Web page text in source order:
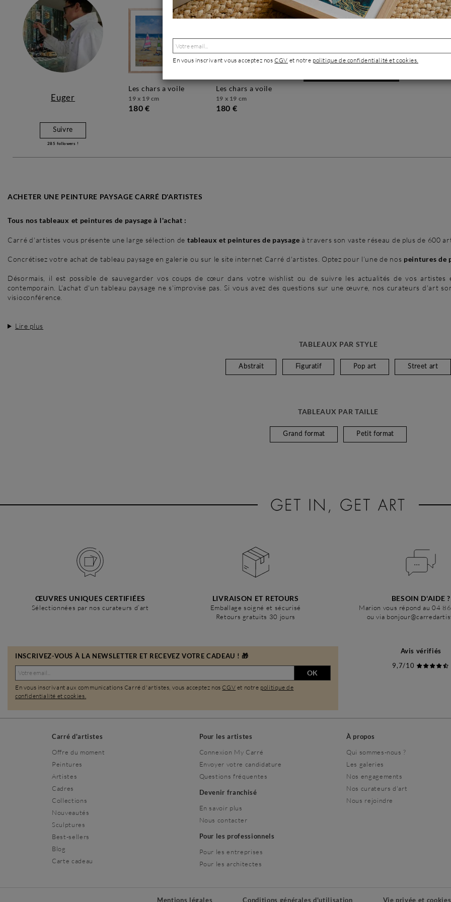
Euger
Suivre
285 followers !
les chars a voile
19 x 19 cm
180 €
les chars a voile
19 x 19 cm
180 €
Voir toutes les
ACHETER UNE PEINTURE PAYSAGE CARRÉ D'ARTISTES
Tous nos tableaux et peintures de paysage à l'achat :
Carré d'artistes vous présente une large sélection de tableaux et peintures de paysage à travers son vaste réseau de plus de 600
Concrétisez votre achat de tableau paysage en galerie ou sur le site internet Carré d'artistes. Optez pour l’une de nos peintures de
Désormais, il est possible de sauvegarder vos coups de cœur dans votre wishlist ou de suivre les actualités de vos artistes
contemporain. L'achat d'un tableau paysage ne s'improvise pas. Si vous avez des questions sur une œuvre, nos curateurs d'art
visioconférence.
Lire plus
TABLEAUX PAR STYLE
Abstrait Figuratif Pop art Street art
TABLEAUX PAR TAILLE
Grand format Petit format
ŒUVRES UNIQUES CERTIFIÉES
Sélectionnées par nos curateurs d’art
LIVRAISON ET RETOURS
Emballage soigné et sécurisé
Retours gratuits 30 jours
BESOIN D'AIDE ?
Marion vous répond au 04
ou via
INSCRIVEZ-VOUS À LA NEWSLETTER ET RECEVEZ VOTRE CADEAU ! 🎁
OK
En vous inscrivant aux communications Carré d'artistes, vous acceptez nosCGV et notre politique de
confidentialité et cookies.
Avis vérifiés
9,7/10
Carré d'artistes
Offre du moment
Peintures
Artistes
Cadres
Collections
Nouveautés
Sculptures
Best-sellers
Blog
Carte cadeau
Pour les artistes
Connexion My Carré
Envoyer votre candidature
Questions fréquentes
Devenir franchisé
En savoir plus
Nous contacter
Pour les professionnels
Pour les entreprises
Pour les architectes
À propos
Qui sommes-nous ?
Les galeries
Nos engagements
Nos curateurs d'art
Nous rejoindre
Mentions légales Conditions générales d'utilisation Vie privée et cookies
En vous inscrivant vous acceptez nosCGV et notre politique de confidentialité et cookies.